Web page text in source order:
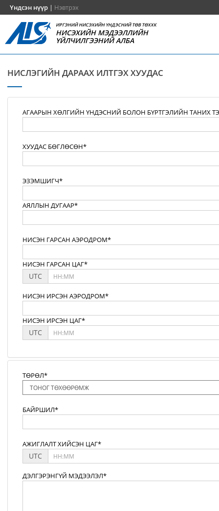
Үндсэн нүүр | Нэвтрэх
ИРГЭНИЙ НИСЭХИЙН ҮНДЭСНИЙ ТӨВ ТӨХХК
НИСЭХИЙН МЭДЭЭЛЛИЙН
ҮЙЛЧИЛГЭЭНИЙ АЛБА
НИСЛЭГИЙН ДАРААХ ИЛТГЭХ ХУУДАС
АГААРЫН ХӨЛГИЙН ҮНДЭСНИЙ БОЛОН БҮРТГЭЛИЙН ТАНИХ
ХУУДАС БӨГЛӨСӨН*
ЭЗЭМШИГЧ*
АЯЛЛЫН ДУГААР*
НИСЭН ГАРСАН АЭРОДРОМ*
НИСЭН ГАРСАН ЦАГ*
UTC
НИСЭН ИРСЭН АЭРОДРОМ*
НИСЭН ИРСЭН ЦАГ*
UTC
ТӨРӨЛ*
БАЙРШИЛ*
АЖИГЛАЛТ ХИЙСЭН ЦАГ*
UTC
ДЭЛГЭРЭНГҮЙ МЭДЭЭЛЭЛ*